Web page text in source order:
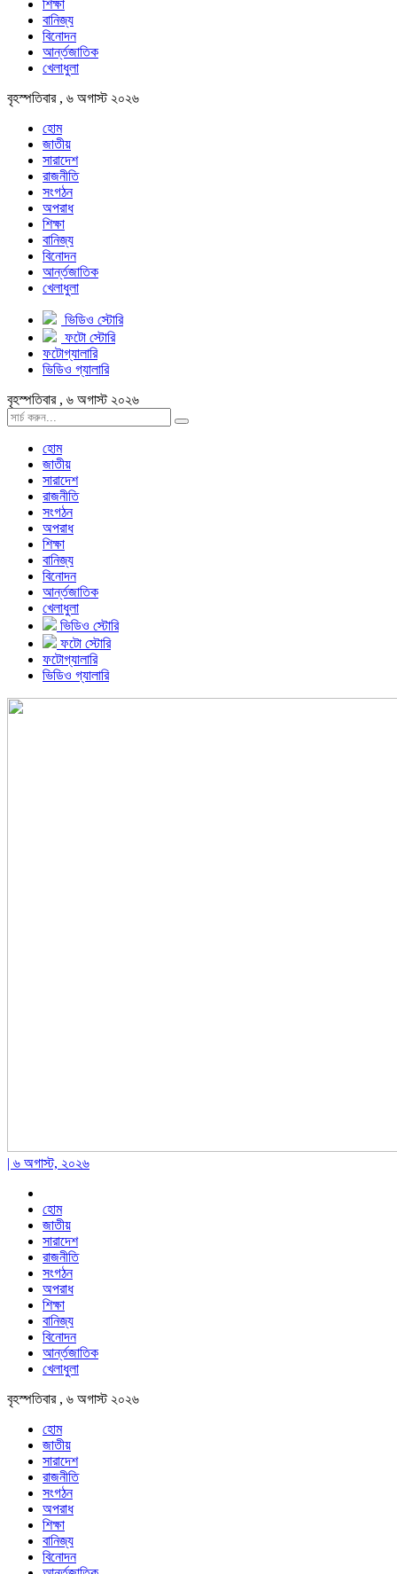
শিক্ষা
বানিজ্য
বিনোদন
আর্ন্তজাতিক
খেলাধুলা
বৃহস্পতিবার , ৬ অগাস্ট ২০২৬
হোম
জাতীয়
সারাদেশ
রাজনীতি
সংগঠন
অপরাধ
শিক্ষা
বানিজ্য
বিনোদন
আর্ন্তজাতিক
খেলাধুলা
ভিডিও স্টোরি
ফটো স্টোরি
ফটোগ্যালারি
ভিডিও গ্যালারি
বৃহস্পতিবার , ৬ অগাস্ট ২০২৬
হোম
জাতীয়
সারাদেশ
রাজনীতি
সংগঠন
অপরাধ
শিক্ষা
বানিজ্য
বিনোদন
আর্ন্তজাতিক
খেলাধুলা
ভিডিও স্টোরি
ফটো স্টোরি
ফটোগ্যালারি
ভিডিও গ্যালারি
| ৬ অগাস্ট, ২০২৬
হোম
জাতীয়
সারাদেশ
রাজনীতি
সংগঠন
অপরাধ
শিক্ষা
বানিজ্য
বিনোদন
আর্ন্তজাতিক
খেলাধুলা
বৃহস্পতিবার , ৬ অগাস্ট ২০২৬
হোম
জাতীয়
সারাদেশ
রাজনীতি
সংগঠন
অপরাধ
শিক্ষা
বানিজ্য
বিনোদন